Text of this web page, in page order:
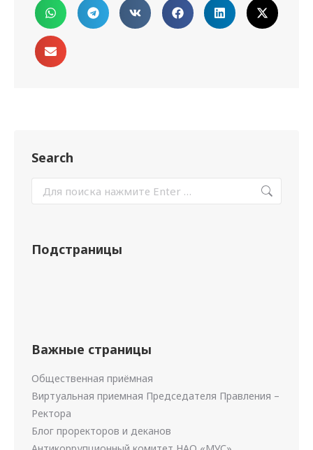
Search
Подстраницы
Важные страницы
Общественная приёмная
Виртуальная приемная Председателя Правления –
Ректора
Блог проректоров и деканов